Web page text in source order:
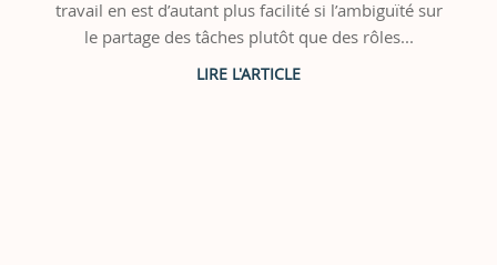
travail en est d’autant plus facilité si l’ambiguïté sur
le partage des tâches plutôt que des rôles...